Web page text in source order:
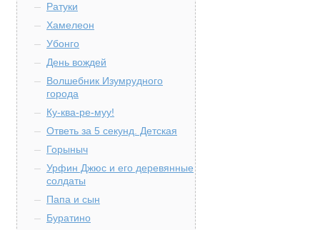
Ратуки
Хамелеон
Убонго
День вождей
Волшебник Изумрудного
города
Ку-ква-ре-муу!
Ответь за 5 секунд. Детская
Горыныч
Урфин Джюс и его деревянные
солдаты
Папа и сын
Буратино